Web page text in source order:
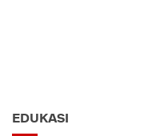
EDUKASI